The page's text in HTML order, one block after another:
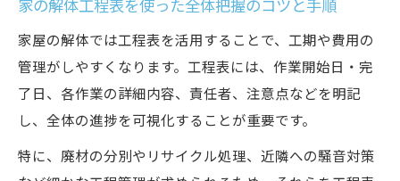
家の解体工程表を使った全体把握のコツと手順
家屋の解体では工程表を活用することで、工期や費用の
管理がしやすくなります。工程表には、作業開始日・完
了日、各作業の詳細内容、責任者、注意点などを明記
し、全体の進捗を可視化することが重要です。
特に、廃材の分別やリサイクル処理、近隣への騒音対策